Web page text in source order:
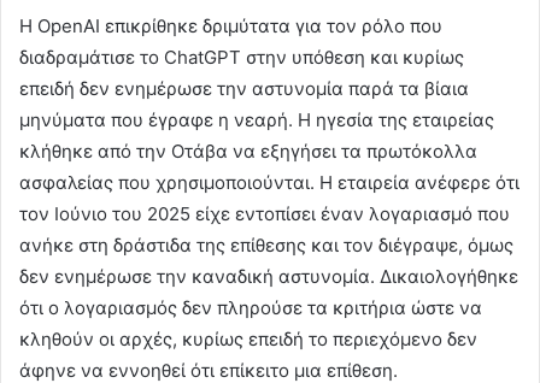
Η OpenAI επικρίθηκε δριμύτατα για τον ρόλο που
διαδραμάτισε το ChatGPT στην υπόθεση και κυρίως
επειδή δεν ενημέρωσε την αστυνομία παρά τα βίαια
μηνύματα που έγραφε η νεαρή. Η ηγεσία της εταιρείας
κλήθηκε από την Οτάβα να εξηγήσει τα πρωτόκολλα
ασφαλείας που χρησιμοποιούνται. Η εταιρεία ανέφερε ότι
τον Ιούνιο του 2025 είχε εντοπίσει έναν λογαριασμό που
ανήκε στη δράστιδα της επίθεσης και τον διέγραψε, όμως
δεν ενημέρωσε την καναδική αστυνομία. Δικαιολογήθηκε
ότι ο λογαριασμός δεν πληρούσε τα κριτήρια ώστε να
κληθούν οι αρχές, κυρίως επειδή το περιεχόμενο δεν
άφηνε να εννοηθεί ότι επίκειτο μια επίθεση.